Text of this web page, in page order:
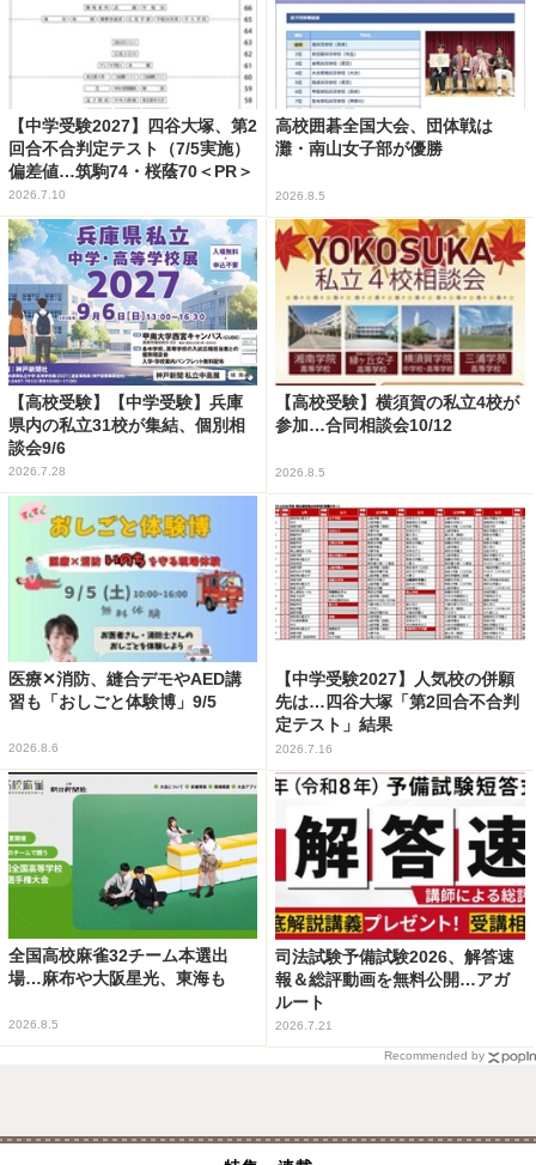
【中学受験2027】四谷大塚、第2
回合不合判定テスト（7/5実施）
偏差値…筑駒74・桜蔭70＜PR＞
2026.7.10
高校囲碁全国大会、団体戦は
灘・南山女子部が優勝
2026.8.5
【高校受験】【中学受験】兵庫
県内の私立31校が集結、個別相
談会9/6
2026.7.28
【高校受験】横須賀の私立4校が
参加…合同相談会10/12
2026.8.5
医療✕消防、縫合デモやAED講
習も「おしごと体験博」9/5
2026.8.6
【中学受験2027】人気校の併願
先は…四谷大塚「第2回合不合判
定テスト」結果
2026.7.16
全国高校麻雀32チーム本選出
場…麻布や大阪星光、東海も
2026.8.5
司法試験予備試験2026、解答速
報＆総評動画を無料公開…アガ
ルート
2026.7.21
Recommended by